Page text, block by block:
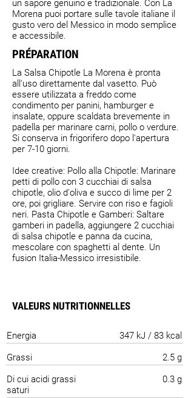
un sapore genuino e tradizionale. Con La
Morena puoi portare sulle tavole italiane il
gusto vero del Messico in modo semplice
e accessibile.
PRÉPARATION
La Salsa Chipotle La Morena è pronta
all'uso direttamente dal vasetto. Può
essere utilizzata a freddo come
condimento per panini, hamburger e
insalate, oppure scaldata brevemente in
padella per marinare carni, pollo o verdure.
Si conserva in frigorifero dopo l'apertura
per 7-10 giorni.
Idee creative: Pollo alla Chipotle: Marinare
petti di pollo con 3 cucchiai di salsa
chipotle, olio d'oliva e succo di lime per 2
ore, poi grigliare. Servire con riso e fagioli
neri. Pasta Chipotle e Gamberi: Saltare
gamberi in padella, aggiungere 2 cucchiai
di salsa chipotle e panna da cucina,
mescolare con spaghetti al dente. Un
fusion Italia-Messico irresistibile.
VALEURS NUTRITIONNELLES
Energia
347 kJ / 83 kcal
Grassi
2.5 g
Di cui acidi grassi
saturi
0.3 g